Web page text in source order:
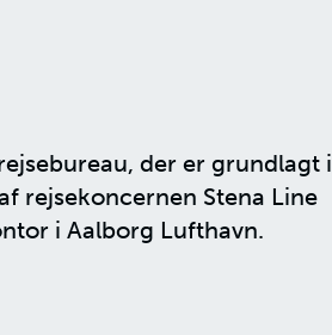
der er grundlagt i
rejsekoncernen Stena Line
i Aalborg Lufthavn.